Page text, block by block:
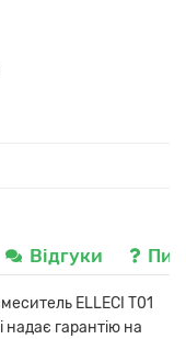
Відгуки
ELLECI T01
надає гарантію на